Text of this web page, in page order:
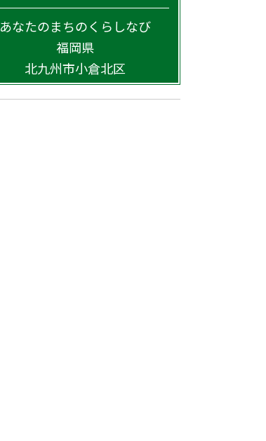
あなたのまちのくらしなび
福岡県
北九州市小倉北区